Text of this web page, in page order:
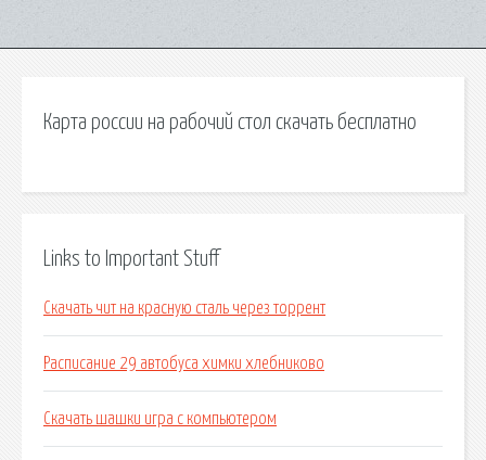
Карта россии на рабочий стол скачать бесплатно
Links to Important Stuff
Скачать чит на красную сталь через торрент
Расписание 29 автобуса химки хлебниково
Скачать шашки игра с компьютером